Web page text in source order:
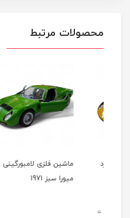
محصولات مرتبط
ماشین فلزی لامبورگینی
میورا سبز 1971